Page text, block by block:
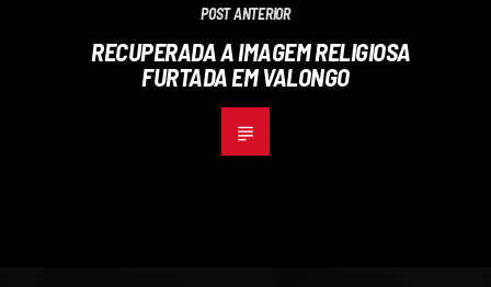
POST ANTERIOR
RECUPERADA A IMAGEM RELIGIOSA
FURTADA EM VALONGO